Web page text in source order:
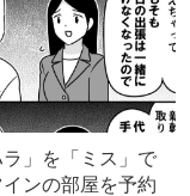
ラ」を「ミス」で
ンの部屋を予約